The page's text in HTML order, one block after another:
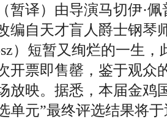
暂译）由导演马切伊·
编自天才盲人爵士钢琴
）短暂又绚烂的一生
开票即售罄，鉴于观众
放映。据悉，本届金鸡
单元”最终评选结果将